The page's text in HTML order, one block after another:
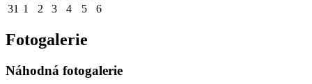
31 1 2 3 4 5 6
Fotogalerie
Náhodná fotogalerie